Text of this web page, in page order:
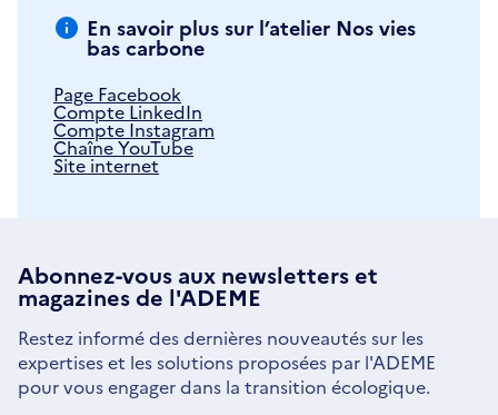
En savoir plus sur l’atelier Nos vies
bas carbone
Page Facebook
Compte LinkedIn
Compte Instagram
Chaîne YouTube
Site internet
Abonnez-vous aux newsletterset
magazines de l'ADEME
Restez informé des dernières nouveautés sur les
expertises et les solutions proposées par l'ADEME
pour vous engager dans la transition écologique.